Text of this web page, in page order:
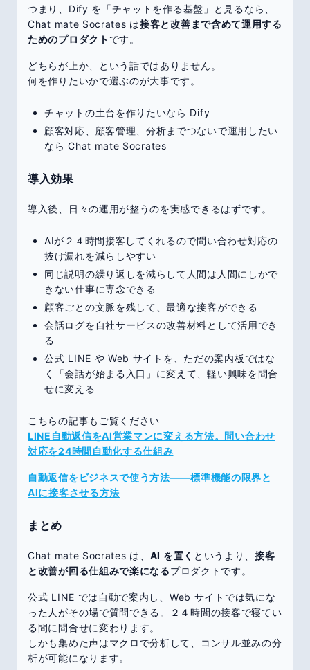
つまり、Dify を「チャットを作る基盤」と見るなら、
Chat mate Socrates は接客と改善まで含めて運用する
ためのプロダクト です。
どちらが上か、という話ではありません。
何を作りたいかで選ぶのが大事です。
チャットの土台を作りたいなら Dify
顧客対応、顧客管理、分析までつないで運用したい
なら Chat mate Socrates
導入効果
導入後、日々の運用が整うのを実感できるはずです。
AIが２４時間接客してくれるので問い合わせ対応の
抜け漏れを減らしやすい
同じ説明の繰り返しを減らして人間は人間にしかで
きない仕事に専念できる
顧客ごとの文脈を残して、最適な接客ができる
会話ログを自社サービスの改善材料として活用でき
る
公式 LINE や Web サイトを、ただの案内板ではな
く「会話が始まる入口」に変えて、軽い興味を問合
せに変える
こちらの記事もご覧ください
LINE自動返信をAI営業マンに変える方法。問い合わせ
対応を24時間自動化する仕組み
自動返信をビジネスで使う方法——標準機能の限界と
AIに接客させる方法
まとめ
Chat mate Socrates は、 AI を置く というより、接客
と改善が回る仕組みで楽になるプロダクトです。
公式 LINE では自動で案内し、Web サイトでは気にな
った人がその場で質問できる。２４時間の接客で寝てい
る間に問合せに変わります。
しかも集めた声はマクロで分析して、コンサル並みの分
析が可能になります。